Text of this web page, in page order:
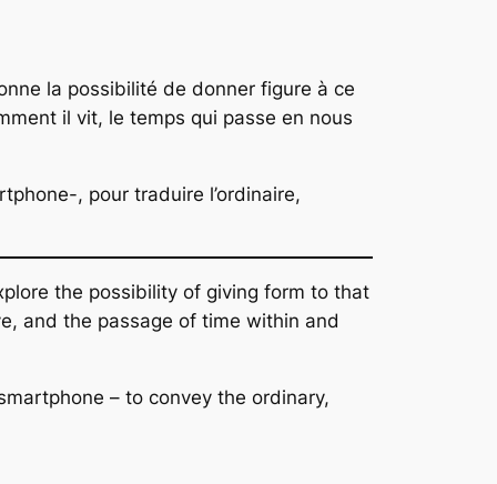
la possibilité de donner figure à ce
il vit, le temps qui passe en nous
, pour traduire l’ordinaire,
the possibility of giving form to that
and the passage of time within and
– to convey the ordinary,